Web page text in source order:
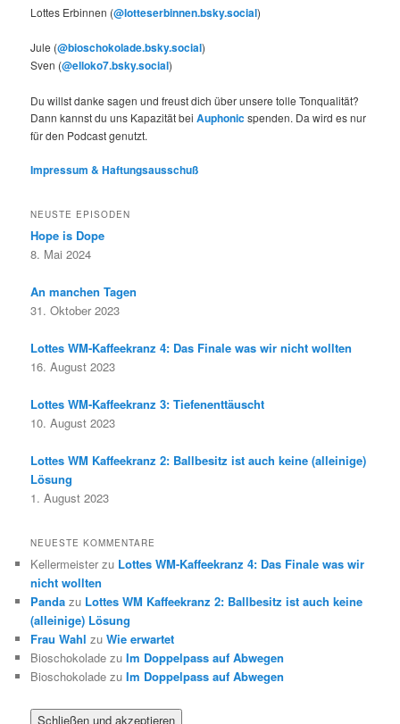
Lottes Erbinnen (@lotteserbinnen.bsky.social)
Jule (@bioschokolade.bsky.social)
Sven (@elloko7.bsky.social)
Du willst danke sagen und freust dich über unsere tolle Tonqualität?
Dann kannst du uns Kapazität beiAuphonicspenden. Da wird es nur
für den Podcast genutzt.
Impressum & Haftungsausschuß
NEUSTE EPISODEN
Hope is Dope
8. Mai 2024
An manchen Tagen
31. Oktober 2023
Lottes WM-Kaffeekranz 4: Das Finale was wir nicht wollten
16. August 2023
Lottes WM-Kaffeekranz 3: Tiefenenttäuscht
10. August 2023
Lottes WM Kaffeekranz 2: Ballbesitz ist auch keine (alleinige)
Lösung
1. August 2023
NEUESTE KOMMENTARE
Kellermeister zu Lottes WM-Kaffeekranz 4: Das Finale was wir
nicht wollten
Panda zu Lottes WM Kaffeekranz 2: Ballbesitz ist auch keine
(alleinige) Lösung
Frau Wahl zuWie erwartet
Bioschokolade zuIm Doppelpass auf Abwegen
Bioschokolade zuIm Doppelpass auf Abwegen